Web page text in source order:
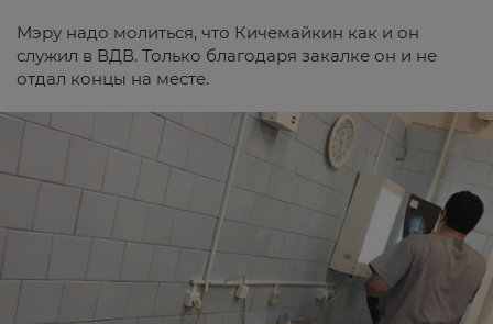
Мэру надо молиться, что Кичемайкин как и он
служил в ВДВ. Только благодаря закалке он и не
отдал концы на месте.